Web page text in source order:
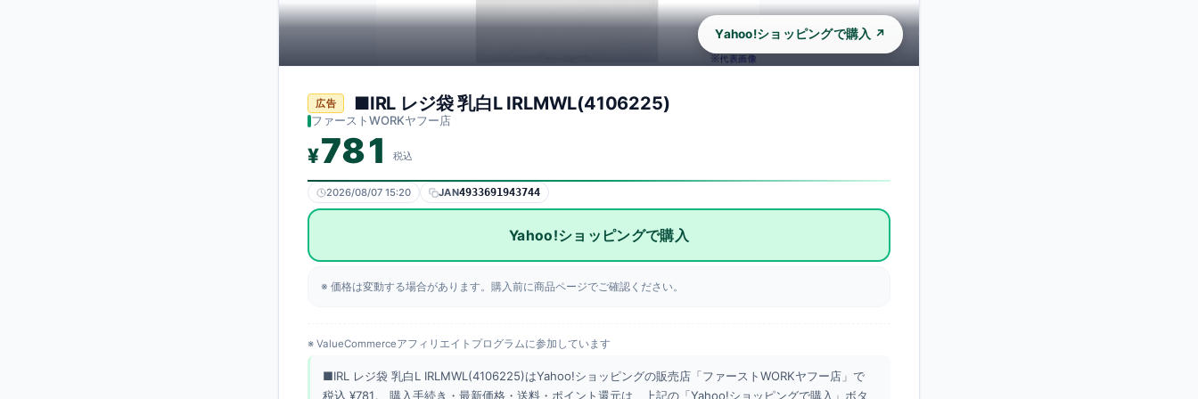
Yahoo!ショッピングで購入 ↗
広告 ■IRL レジ袋 乳白L IRLMWL(4106225)
ファーストWORKヤフー店
¥781 税込
販売プラットフォーム
Yahoo!ショッピング
販売店
価格（税込）
JANコード
4933691943744
価格情報の更新日時
2026年08月07日 15:20
2026/08/07 15:20 JAN4933691943744
Yahoo!ショッピングで購入
※ 価格は変動する場合があります。購入前に商品ページでご確認ください。
※ ValueCommerceアフィリエイトプログラムに参加しています
■IRL レジ袋 乳白L IRLMWL(4106225)はYahoo!ショッピングの販売店「ファーストWORKヤフー店」で
税込 ¥781。 購入手続き・最新価格・送料・ポイント還元は、上記の「Yahoo!ショッピングで購入」ボタ